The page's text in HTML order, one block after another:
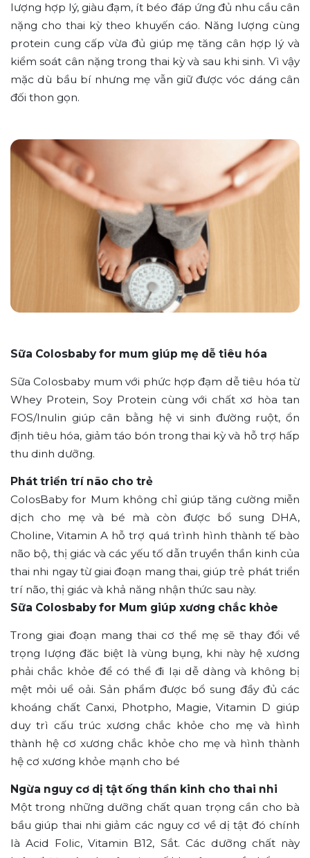
lượng hợp lý, giàu đạm, ít béo đáp ứng đủ nhu cầu cân
nặng cho thai kỳ theo khuyến cáo. Năng lượng cùng
protein cung cấp vừa đủ giúp mẹ tăng cân hợp lý và
kiểm soát cân nặng trong thai kỳ và sau khi sinh. Vì vậy
mặc dù bầu bí nhưng mẹ vẫn giữ được vóc dáng cân
đối thon gọn.
Sữa Colosbaby for mum giúp mẹ dễ tiêu hóa
Sữa Colosbaby mum với phức hợp đạm dễ tiêu hóa từ
Whey Protein, Soy Protein cùng với chất xơ hòa tan
FOS/Inulin giúp cân bằng hệ vi sinh đường ruột, ổn
định tiêu hóa, giảm táo bón trong thai kỳ và hỗ trợ hấp
thu dinh dưỡng.
Phát triển trí não cho trẻ
ColosBaby for Mum không chỉ giúp tăng cường miễn
dịch cho mẹ và bé mà còn được bổ sung DHA,
Choline, Vitamin A hỗ trợ quá trình hình thành tế bào
não bộ, thị giác và các yếu tố dẫn truyền thần kinh của
thai nhi ngay từ giai đoạn mang thai, giúp trẻ phát triển
trí não, thị giác và khả năng nhận thức sau này.
Sữa Colosbaby for Mum giúp xương chắc khỏe
Trong giai đoạn mang thai cơ thể mẹ sẽ thay đổi về
trọng lượng đăc biệt là vùng bụng, khi này hệ xương
phải chắc khỏe để có thể đi lại dễ dàng và không bị
mệt mỏi uể oải. Sản phẩm được bổ sung đầy đủ các
khoáng chất Canxi, Photpho, Magie, Vitamin D giúp
duy trì cấu trúc xương chắc khỏe cho mẹ và hình
thành hệ cơ xương chắc khỏe cho mẹ và hình thành
hệ cơ xương khỏe mạnh cho bé
Ngừa nguy cơ dị tật ống thần kinh cho thai nhi
Một trong những dưỡng chất quan trọng cần cho bà
bầu giúp thai nhi giảm các nguy cơ về dị tật đó chính
là Acid Folic, Vitamin B12, Sắt. Các dưỡng chất này